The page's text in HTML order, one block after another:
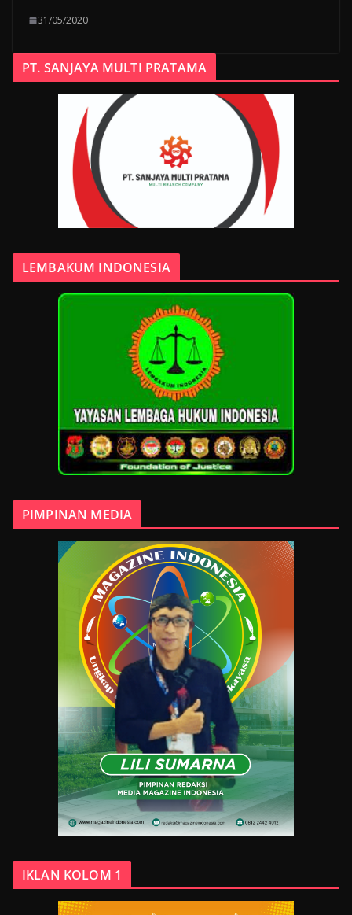
31/05/2020
PT. SANJAYA MULTI PRATAMA
LEMBAKUM INDONESIA
PIMPINAN MEDIA
IKLAN KOLOM 1